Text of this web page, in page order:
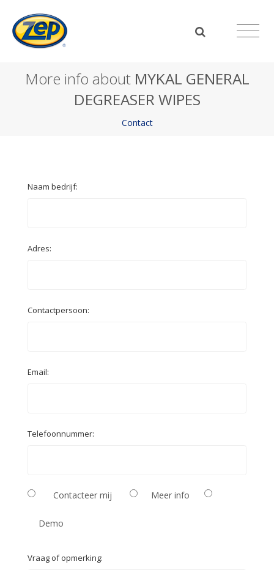
More info about MYKAL GENERAL
DEGREASER WIPES
Contact
Naam bedrijf:
Adres:
Contactpersoon:
Email:
Telefoonnummer:
Contacteer mij Meer info
Demo
Vraag of opmerking: